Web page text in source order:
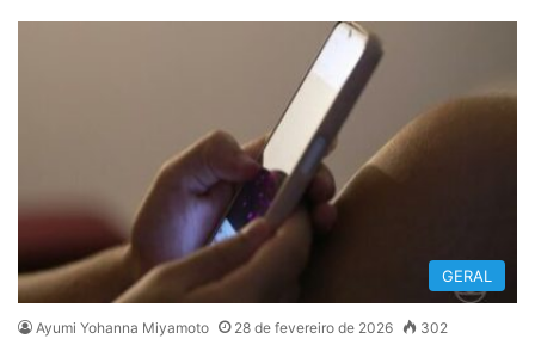
GERAL
Ayumi Yohanna Miyamoto 28 de fevereiro de 2026 302